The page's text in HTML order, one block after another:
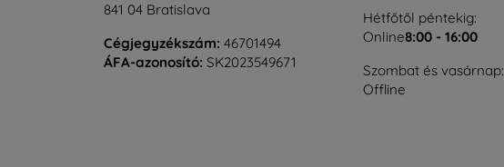
841 04 Bratislava
Cégjegyzékszám: 46701494
ÁFA-azonosító: SK2023549671
Hétfőtől péntekig:
Online8:00 - 16:00
Szombat és vasárnap:
Offline